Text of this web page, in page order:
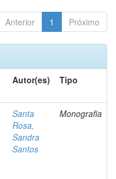
Anterior 1 Próximo
Autor(es) Tipo
Santa
Rosa,
Sandra
Santos
Monografia